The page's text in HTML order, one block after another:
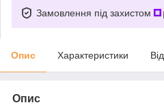
Замовлення під захистом
Опис Характеристики
Опис